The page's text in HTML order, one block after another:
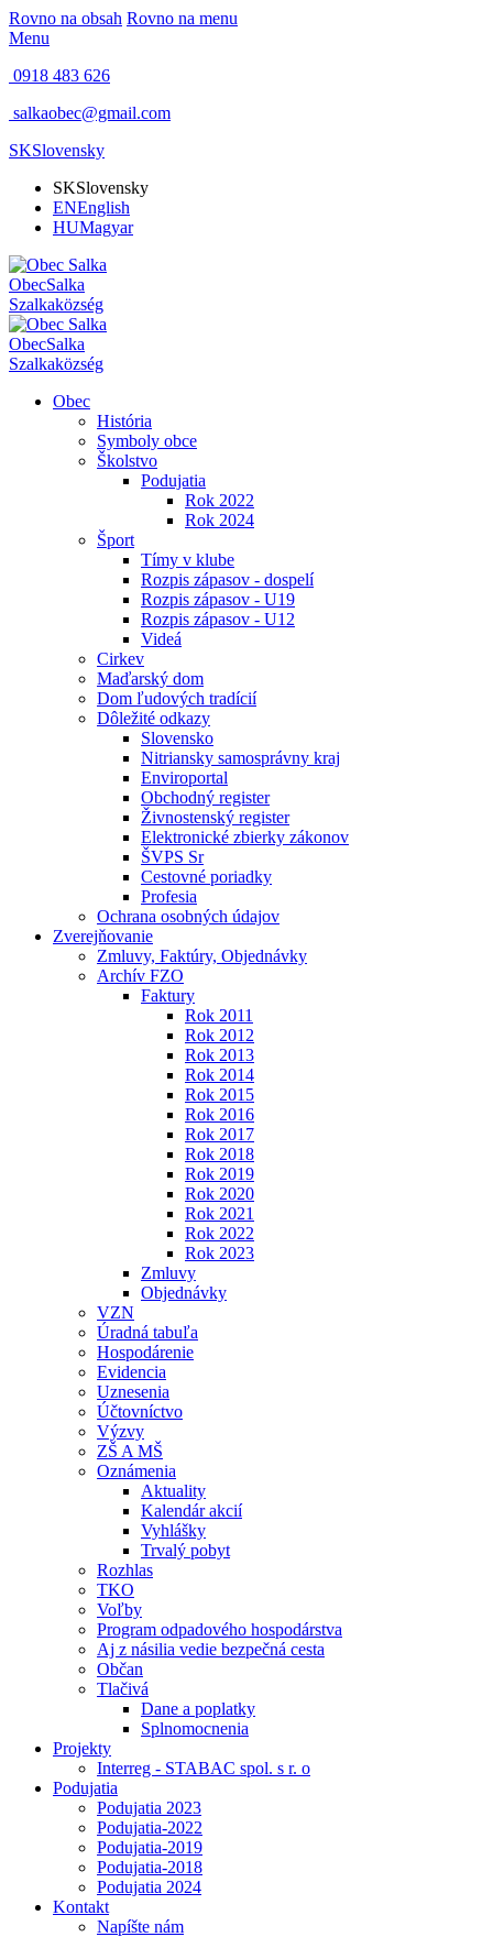
Rovno na obsah Rovno na menu
Menu
0918 483 626
salkaobec@gmail.com
SKSlovensky
SKSlovensky
ENEnglish
HUMagyar
ObecSalka
Szalkaközség
ObecSalka
Szalkaközség
Obec
História
Symboly obce
Školstvo
Podujatia
Rok 2022
Rok 2024
Šport
Tímy v klube
Rozpis zápasov - dospelí
Rozpis zápasov - U19
Rozpis zápasov - U12
Videá
Cirkev
Maďarský dom
Dom ľudových tradícií
Dôležité odkazy
Slovensko
Nitriansky samosprávny kraj
Enviroportal
Obchodný register
Živnostenský register
Elektronické zbierky zákonov
ŠVPS Sr
Cestovné poriadky
Profesia
Ochrana osobných údajov
Zverejňovanie
Zmluvy, Faktúry, Objednávky
Archív FZO
Faktury
Rok 2011
Rok 2012
Rok 2013
Rok 2014
Rok 2015
Rok 2016
Rok 2017
Rok 2018
Rok 2019
Rok 2020
Rok 2021
Rok 2022
Rok 2023
Zmluvy
Objednávky
VZN
Úradná tabuľa
Hospodárenie
Evidencia
Uznesenia
Účtovníctvo
Výzvy
ZŠ A MŠ
Oznámenia
Aktuality
Kalendár akcií
Vyhlášky
Trvalý pobyt
Rozhlas
TKO
Voľby
Program odpadového hospodárstva
Aj z násilia vedie bezpečná cesta
Občan
Tlačivá
Dane a poplatky
Splnomocnenia
Projekty
Interreg - STABAC spol. s r. o
Podujatia
Podujatia 2023
Podujatia-2022
Podujatia-2019
Podujatia-2018
Podujatia 2024
Kontakt
Napíšte nám